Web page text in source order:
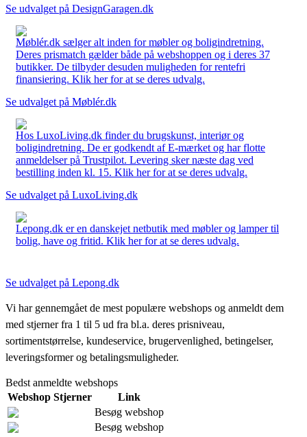
Se udvalget på DesignGaragen.dk
Møblér.dk sælger alt inden for møbler og boligindretning.
Deres prismatch gælder både på webshoppen og i deres 37
butikker. De tilbyder desuden muligheden for rentefri
finansiering. Klik her for at se deres udvalg.
Se udvalget på Møblér.dk
Hos LuxoLiving.dk finder du brugskunst, interiør og
boligindretning. De er godkendt af E-mærket og har flotte
anmeldelser på Trustpilot. Levering sker næste dag ved
bestilling inden kl. 15. Klik her for at se deres udvalg.
Se udvalget på LuxoLiving.dk
Lepong.dk er en danskejet netbutik med møbler og lamper til
bolig, have og fritid. Klik her for at se deres udvalg.
Se udvalget på Lepong.dk
Vi har gennemgået de mest populære webshops og anmeldt dem
med stjerner fra 1 til 5 ud fra bl.a. deres prisniveau,
sortimentstørrelse, kundeservice, brugervenlighed, betingelser,
leveringsformer og betalingsmuligheder.
Bedst anmeldte webshops
Webshop Stjerner
Link
Besøg webshop
Besøg webshop